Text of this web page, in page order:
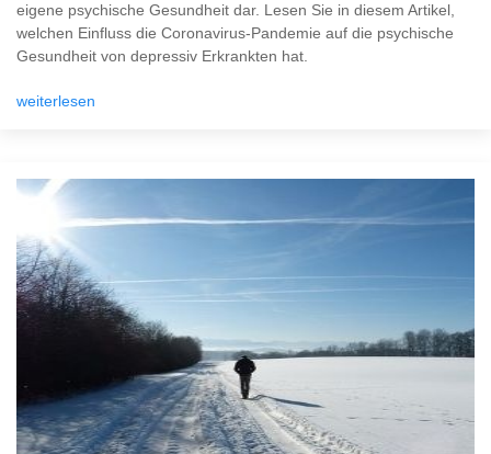
eigene psychische Gesundheit dar. Lesen Sie in diesem Artikel,
welchen Einfluss die Coronavirus-Pandemie auf die psychische
Gesundheit von depressiv Erkrankten hat.
weiterlesen